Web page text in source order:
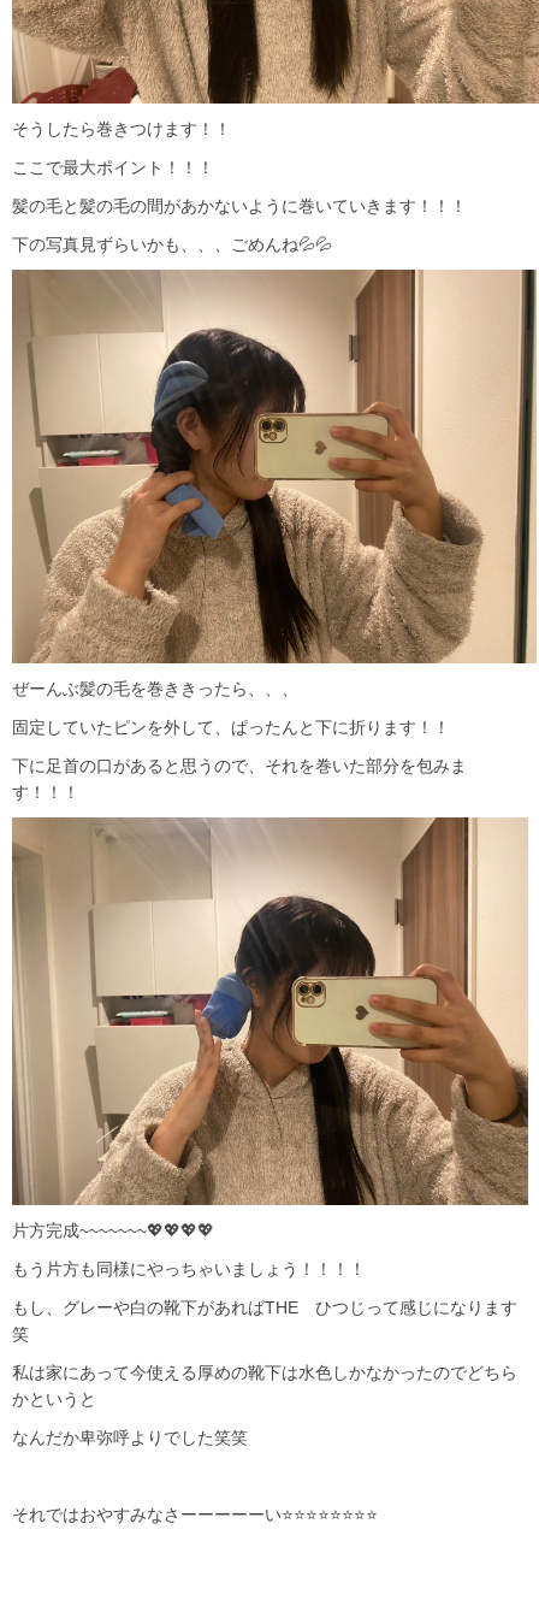
そうしたら巻きつけます！！
ここで最大ポイント！！！
髪の毛と髪の毛の間があかないように巻いていきます！！！
下の写真見ずらいかも、、、ごめんね💦💦
ぜーんぶ髪の毛を巻ききったら、、、
固定していたピンを外して、ぱったんと下に折ります！！
下に足首の口があると思うので、それを巻いた部分を包みま
す！！！
片方完成~~~~~~~💖💖💖💖
もう片方も同様にやっちゃいましょう！！！！
もし、グレーや白の靴下があればTHE ひつじって感じになります
笑
私は家にあって今使える厚めの靴下は水色しかなかったのでどちら
かというと
なんだか卑弥呼よりでした笑笑
それではおやすみなさーーーーーい⭐⭐⭐⭐⭐⭐⭐⭐